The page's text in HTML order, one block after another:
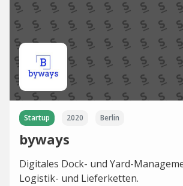
Startup 2020 Berlin
byways
Digitales Dock- und Yard-
Logistik- und Lieferketten.